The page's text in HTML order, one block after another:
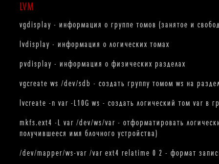
LVM
vgdisplay - информация о группе томов (занятое и
lvdisplay - информация о логических томах
pvdisplay - информация о физических разделах
vgcreate ws /dev/sdb - создать группу томом ws на
lvcreate -n var -L10G ws - создать логический том var в
mkfs.ext4 -L var /dev/ws/var - отформатировать
получившееся имя блочного устройства)
/dev/mapper/ws-var /var ext4 relatime 0 2 - формат